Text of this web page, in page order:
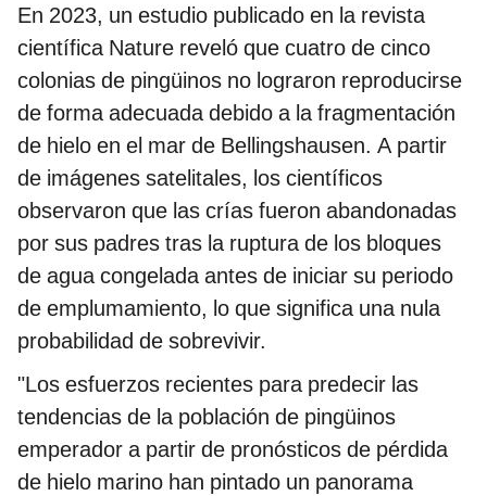
En 2023, un estudio publicado en la revista
científica Nature reveló que cuatro de cinco
colonias de pingüinos no lograron reproducirse
de forma adecuada debido a la fragmentación
de hielo en el mar de Bellingshausen. A partir
de imágenes satelitales, los científicos
observaron que las crías fueron abandonadas
por sus padres tras la ruptura de los bloques
de agua congelada antes de iniciar su periodo
de emplumamiento, lo que significa una nula
probabilidad de sobrevivir.
"Los esfuerzos recientes para predecir las
tendencias de la población de pingüinos
emperador a partir de pronósticos de pérdida
de hielo marino han pintado un panorama